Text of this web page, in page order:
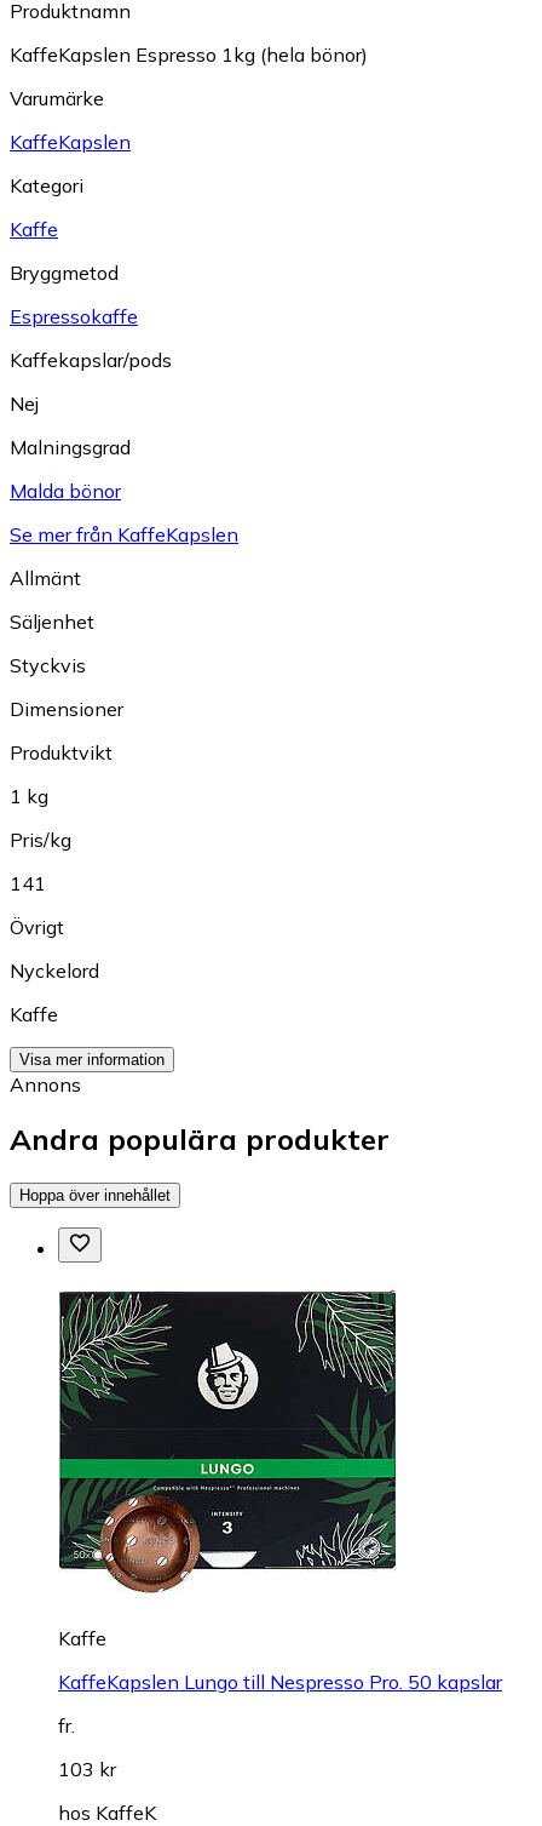
Produktnamn
KaffeKapslen Espresso 1kg (hela bönor)
Varumärke
KaffeKapslen
Kategori
Kaffe
Bryggmetod
Espressokaffe
Kaffekapslar/pods
Nej
Malningsgrad
Malda bönor
Se mer från KaffeKapslen
Allmänt
Säljenhet
Styckvis
Dimensioner
Produktvikt
1 kg
Pris/kg
141
Övrigt
Nyckelord
Kaffe
Visa mer information
Annons
Andra populära produkter
Hoppa över innehållet
Kaffe
KaffeKapslen Lungo till Nespresso Pro. 50 kapslar
fr.
103 kr
hos KaffeK